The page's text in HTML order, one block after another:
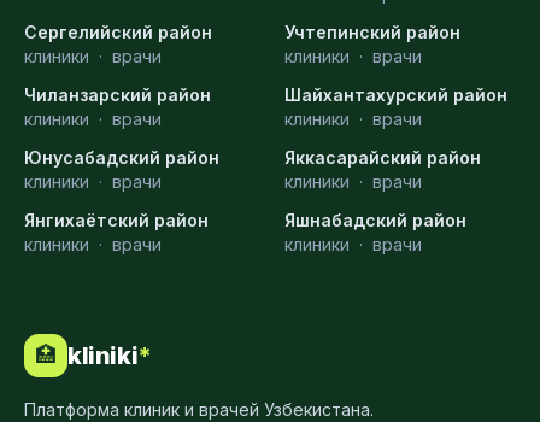
Сергелийский район
клиники · врачи
Учтепинский район
клиники · врачи
Чиланзарский район
клиники · врачи
Шайхантахурский район
клиники · врачи
Юнусабадский район
клиники · врачи
Яккасарайский район
клиники · врачи
Янгихаётский район
клиники · врачи
Яшнабадский район
клиники · врачи
🏥 kliniki*
Платформа клиник и врачей Узбекистана.